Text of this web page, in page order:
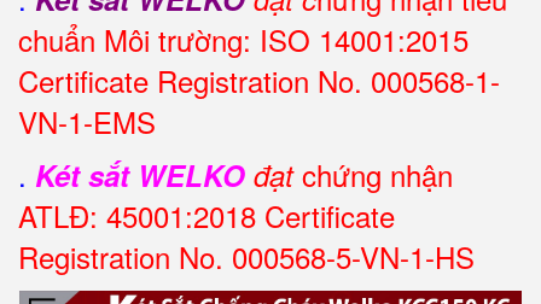
chuẩn Môi trường: ISO 14001:2015
Certificate Registration No. 000568-1-
VN-1-EMS
. Két sắt WELKO đạtchứng nhận
ATLĐ: 45001:2018 Certificate
Registration No. 000568-5-VN-1-HS